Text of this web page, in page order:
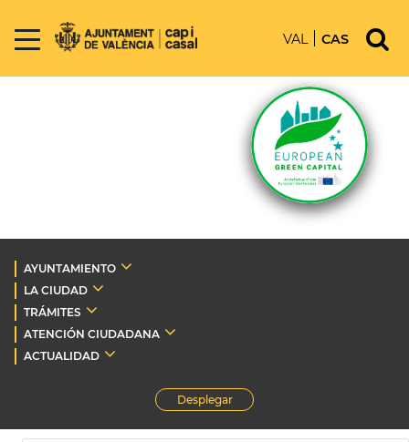
VAL CAS
AYUNTAMIENTO
LA CIUDAD
TRÁMITES
ATENCIÓN CIUDADANA
ACTUALIDAD
Desplegar